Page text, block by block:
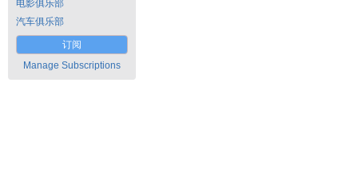
电影俱乐部
汽车俱乐部
订阅
Manage Subscriptions